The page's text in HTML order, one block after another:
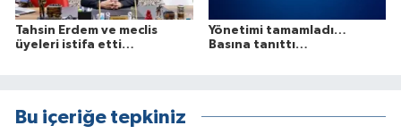
Tahsin Erdem ve meclis
üyeleri istifa etti…
Yönetimi tamamladı…
Basına tanıttı…
Bu içeriğe tepkiniz